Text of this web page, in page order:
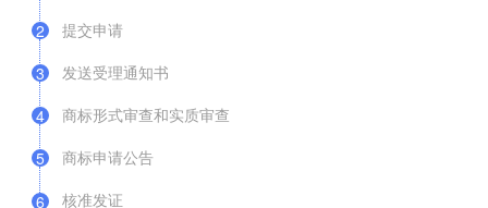
2
提交申请
3
发送受理通知书
4
商标形式审查和实质审查
5
商标申请公告
6 核准发证